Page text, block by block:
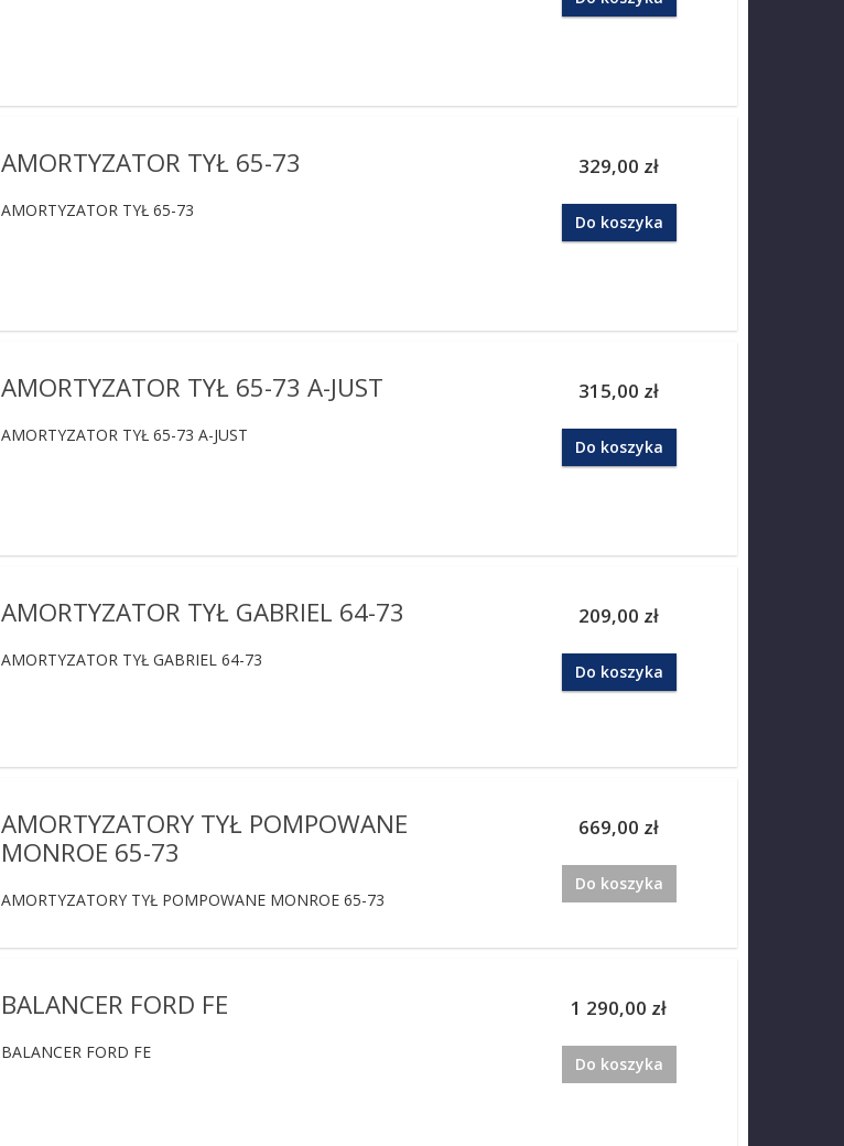
AMORTYZATOR TYŁ 65-73
AMORTYZATOR TYŁ 65-73
329,00 zł
Do koszyka
AMORTYZATOR TYŁ 65-73 A-JUST
AMORTYZATOR TYŁ 65-73 A-JUST
315,00 zł
Do koszyka
AMORTYZATOR TYŁ GABRIEL 64-73
AMORTYZATOR TYŁ GABRIEL 64-73
209,00 zł
Do koszyka
AMORTYZATORY TYŁ POMPOWANE
MONROE 65-73
AMORTYZATORY TYŁ POMPOWANE MONROE 65-73
669,00 zł
Do koszyka
BALANCER FORD FE
BALANCER FORD FE
1 290,00 zł
Do koszyka